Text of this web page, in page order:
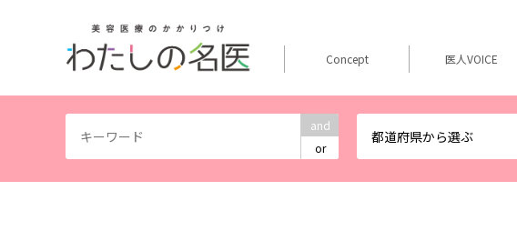
and
or
都道府県から選ぶ
Concept 医人VOICE